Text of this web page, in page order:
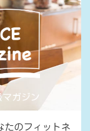
たのフィットネ